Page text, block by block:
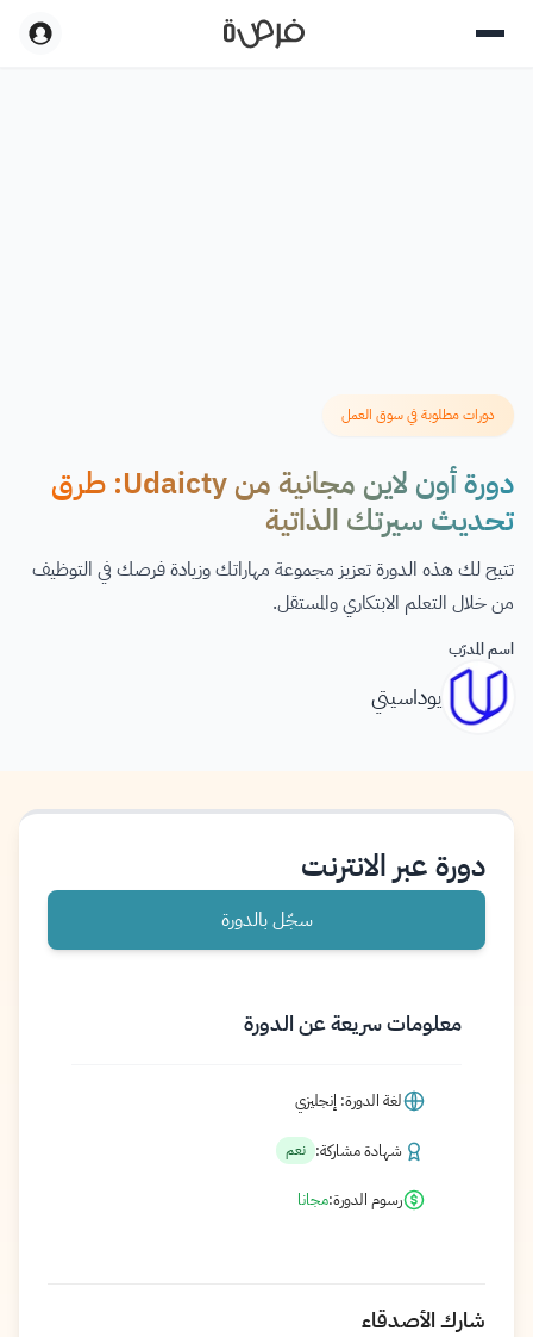
دورات مطلوبة في سوق العمل
دورة أون لاين مجانية من Udaicty: طرق
تحديث سيرتك الذاتية
تتيح لك هذه الدورة تعزيز مجموعة مهاراتك وزيادة فرصك في التوظيف
من خلال التعلم الابتكاري والمستقل.
اسم المدرّب
يوداسيتي
دورة عبر الانترنت
سجّل بالدورة
معلومات سريعة عن الدورة
لغة الدورة: إنجليزي
شهادة مشاركة: نعم
رسوم الدورة:مجانا
شارك الأصدقاء